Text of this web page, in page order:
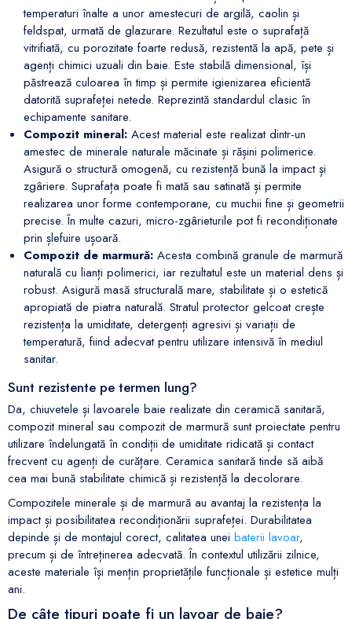
temperaturi înalte a unor amestecuri de argilă, caolin și
feldspat, urmată de glazurare. Rezultatul este o suprafață
vitrifiată, cu porozitate foarte redusă, rezistentă la apă, pete și
agenți chimici uzuali din baie. Este stabilă dimensional, își
păstrează culoarea în timp și permite igienizarea eficientă
datorită suprafeței netede. Reprezintă standardul clasic în
echipamente sanitare.
Compozit mineral: Acest material este realizat dintr-un
amestec de minerale naturale măcinate și rășini polimerice.
Asigură o structură omogenă, cu rezistență bună la impact și
zgâriere. Suprafața poate fi mată sau satinată și permite
realizarea unor forme contemporane, cu muchii fine și geometrii
precise. În multe cazuri, micro-zgârieturile pot fi recondiționate
prin șlefuire ușoară.
Compozit de marmură: Acesta combină granule de marmură
naturală cu lianți polimerici, iar rezultatul este un material dens și
robust. Asigură masă structurală mare, stabilitate și o estetică
apropiată de piatra naturală. Stratul protector gelcoat crește
rezistența la umiditate, detergenți agresivi și variații de
temperatură, fiind adecvat pentru utilizare intensivă în mediul
sanitar.
Sunt rezistente pe termen lung?
Da, chiuvetele și lavoarele baie realizate din ceramică sanitară,
compozit mineral sau compozit de marmură sunt proiectate pentru
utilizare îndelungată în condiții de umiditate ridicată și contact
frecvent cu agenți de curățare. Ceramica sanitară tinde să aibă
cea mai bună stabilitate chimică și rezistență la decolorare.
Compozitele minerale și de marmură au avantaj la rezistența la
impact și posibilitatea recondiționării suprafeței. Durabilitatea
depinde și de montajul corect, calitatea uneibaterii lavoar,
precum și de întreținerea adecvată. În contextul utilizării zilnice,
aceste materiale își mențin proprietățile funcționale și estetice mulți
ani.
De câte tipuri poate fi un lavoar de baie?